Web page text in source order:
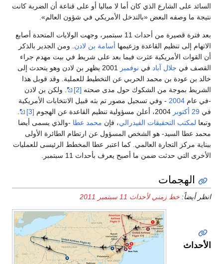
السائد على الشارع الذي كان أما لا مباليا أو على قناعة أن الضربة كانت
نتيجة ما وصفه البعض «بالتدخل الأمريكي في شؤون العالم».
بعد فترة قصيرة من أحداث 11 سبتمبر، وجهت الولايات المتحدة أصابع
الاتهام إلى تنظيم القاعدة وزعيمها أسامة بن لادن . ومن الجدير بالذكر
أن القوات الأمريكية عثرت فيما بعد على شريط في بيت مهدم جراء
القصف في جلال آباد في نوفمبر
2001 يظهر بن لادن وهو يتحدث إلى
خالد بن عودة بن محمد الحربي عن التخطيط للعملية. وقد قوبل هذا
الشريط بموجة من الشكوك حول مدى صحته [2]
. ولكن بن لادن
-في عام 2004 - وفي تسجيل مصور تم بثه قبيل الانتخابات الأمريكية
في 29 أكتوبر [3]
وتبعا لمكتب التحقيقات الفيدرالي، فإن محمد عطا -والذي يسمى أيضا
محمد عطا السيد- هو الشخص المسؤول عن ارتطام الطائرة الأولى
ببناية مركز التجارة العالمي. كما اعتبر عطا المخطط الرئيسى للعمليات
الأخرى التي حدثت ضمن ما أصبح يعرف بأحداث 11 سبتمبر.
الهجمات
انظر أيضاً: خط زمني لأحداث 11 سبتمبر 2011
الأحداث